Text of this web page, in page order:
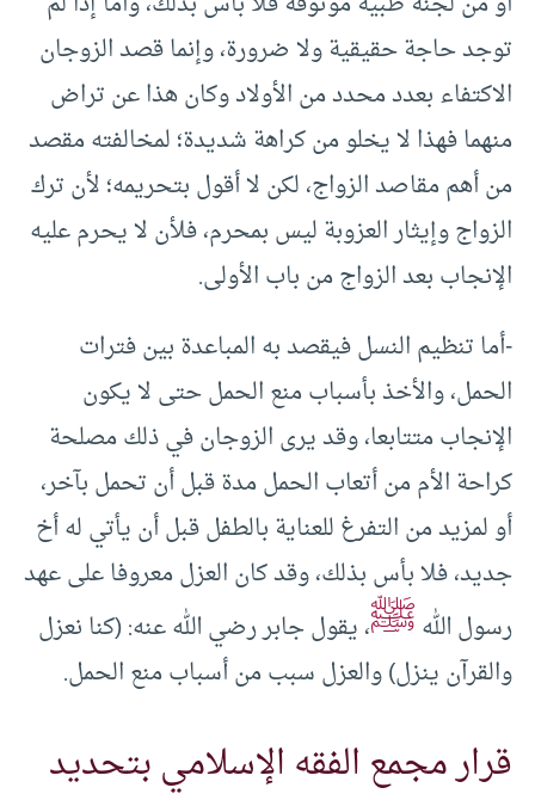
توجد حاجة حقيقية ولا ضرورة، وإنما قصد الزوجان
الاكتفاء بعدد محدد من الأولاد وكان هذا عن تراض
منهما فهذا لا يخلو من كراهة شديدة؛ لمخالفته مقصد
من أهم مقاصد الزواج، لكن لا أقول بتحريمه؛ لأن ترك
الزواج وإيثار العزوبة ليس بمحرم، فلأن لا يحرم عليه
الإنجاب بعد الزواج من باب الأولى.
-أما تنظيم النسل فيقصد به المباعدة بين فترات
الحمل، والأخذ بأسباب منع الحمل حتى لا يكون
الإنجاب متتابعا، وقد يرى الزوجان في ذلك مصلحة
كراحة الأم من أتعاب الحمل مدة قبل أن تحمل بآخر،
أو لمزيد من التفرغ للعناية بالطفل قبل أن يأتي له أخ
جديد، فلا بأس بذلك، وقد كان العزل معروفا على عهد
رسول اللهﷺ، يقول جابر رضي الله عنه: (كنا نعزل
والقرآن ينزل) والعزل سبب من أسباب منع الحمل.
قرار مجمع الفقه الإسلامي بتحديد